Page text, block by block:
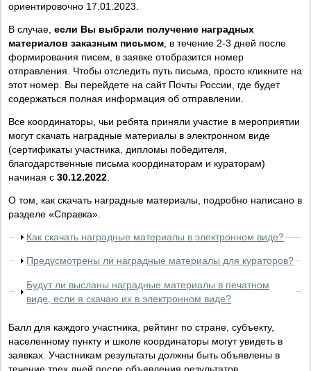
ориентировочно 17.01.2023.
В случае, если Вы выбрали получение наградных
материалов заказным письмом, в течение 2-3 дней после
формирования писем, в заявке отобразится номер
отправления. Чтобы отследить путь письма, просто кликните на
этот номер. Вы перейдете на сайт Почты России, где будет
содержаться полная информация об отправлении.
Все координаторы, чьи ребята приняли участие в мероприятии
могут скачать наградные материалы в электронном виде
(сертификаты участника, дипломы победителя,
благодарственные письма координаторам и кураторам)
начиная с 30.12.2022
О том, как скачать наградные материалы, подробно написано в
разделе «Справка».
Как скачать наградные материалы в электронном виде?
Предусмотрены ли наградные материалы для кураторов?
Будут ли высланы наградные материалы в печатном
виде, если я скачаю их в электронном виде?
Балл для каждого участника, рейтинг по стране, субъекту,
населенному пункту и школе координаторы могут увидеть в
заявках. Участникам результаты должны быть объявлены в